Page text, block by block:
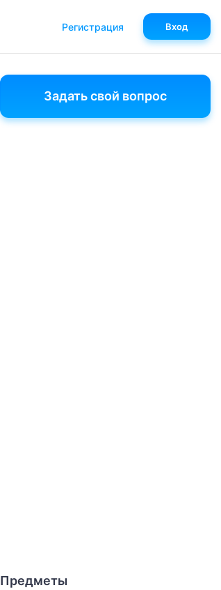
Задать свой вопрос
Предметы
Регистрация Вход